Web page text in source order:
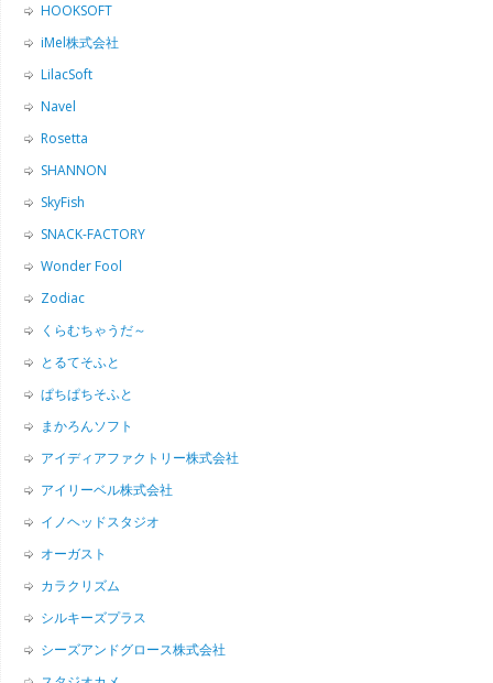
HOOKSOFT
iMel株式会社
LilacSoft
Navel
Rosetta
SHANNON
SkyFish
SNACK-FACTORY
Wonder Fool
Zodiac
くらむちゃうだ～
とるてそふと
ぱちぱちそふと
まかろんソフト
アイディアファクトリー株式会社
アイリーベル株式会社
イノヘッドスタジオ
オーガスト
カラクリズム
シルキーズプラス
シーズアンドグロース株式会社